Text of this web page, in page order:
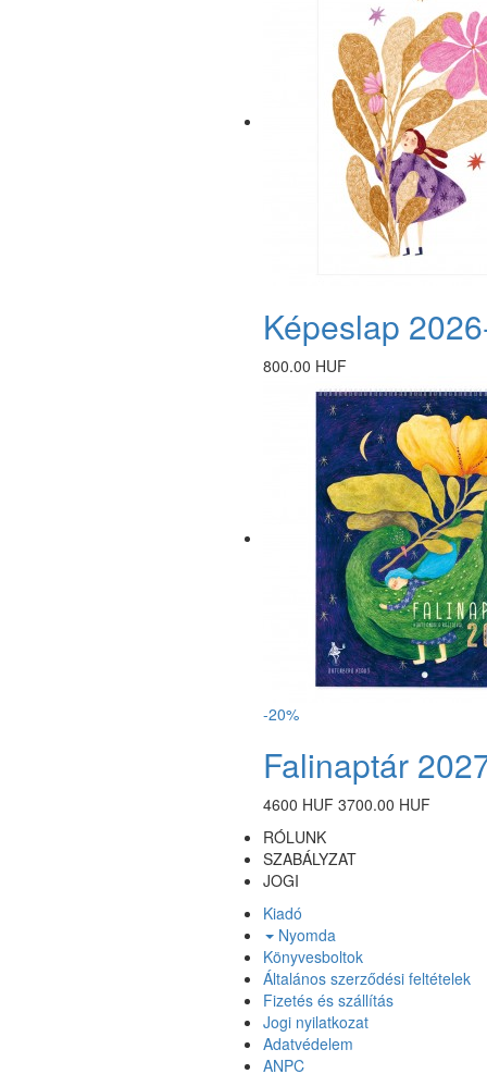
Képeslap
800.00 HUF
-20%
Falinaptár
4600 HUF 3700.00 HUF
RÓLUNK
SZABÁLYZAT
JOGI
Kiadó
Nyomda
Könyvesboltok
Általános szerződési feltételek
Fizetés és szállítás
Jogi nyilatkozat
Adatvédelem
ANPC